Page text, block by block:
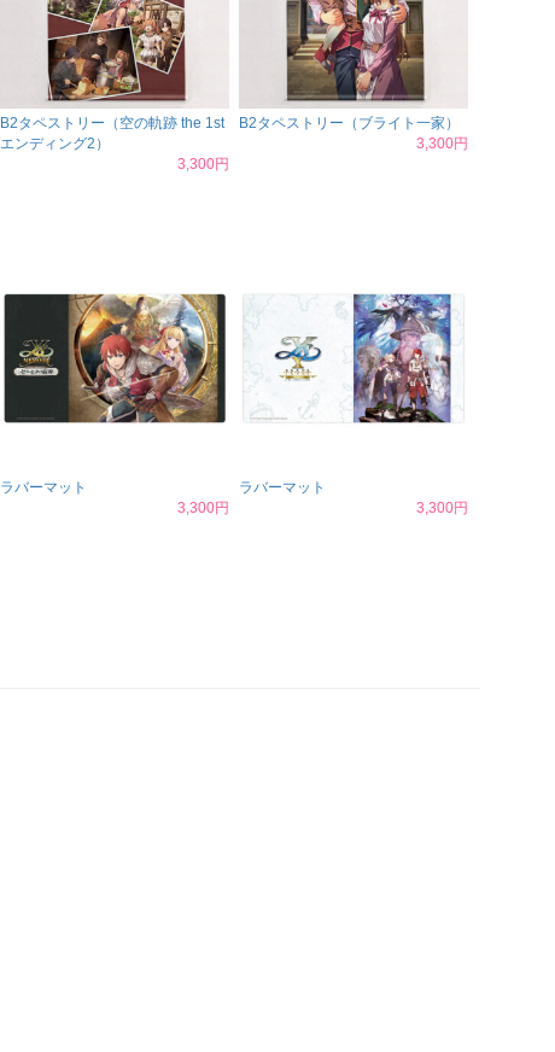
B2タペストリー（空の軌跡 the 1st
エンディング2）
3,300円
B2タペストリー（ブライト一家）
3,300円
ラバーマット
3,300円
ラバーマット
3,300円